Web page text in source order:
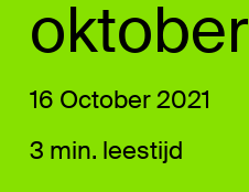
oktober
16 October 2021
3 min. leestijd